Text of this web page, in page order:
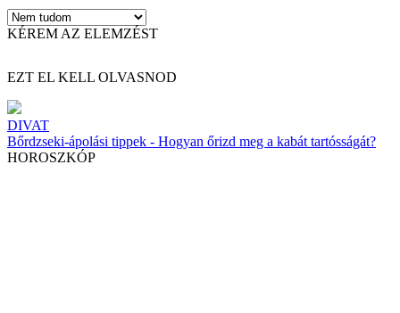
KÉREM AZ ELEMZÉST
EZT EL KELL OLVASNOD
DIVAT
Bőrdzseki-ápolási tippek - Hogyan őrizd meg a kabát tartósságát?
HOROSZKÓP